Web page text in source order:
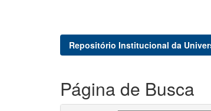
Repositório Institucional da
Página de Busca